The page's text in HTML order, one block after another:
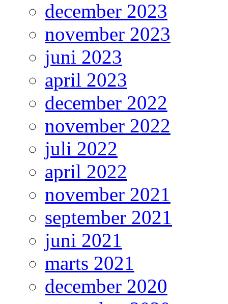
december 2023
november 2023
juni 2023
april 2023
december 2022
november 2022
juli 2022
april 2022
november 2021
september 2021
juni 2021
marts 2021
december 2020